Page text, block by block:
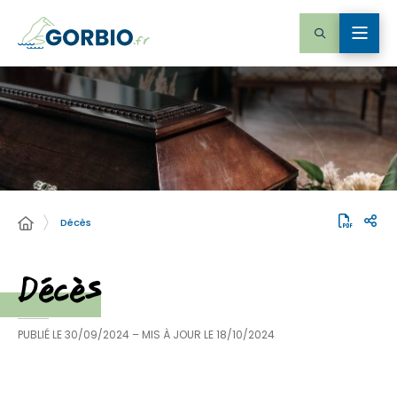
Décès
Décès
PUBLIÉ LE30/09/2024 – MIS À JOUR LE18/10/2024